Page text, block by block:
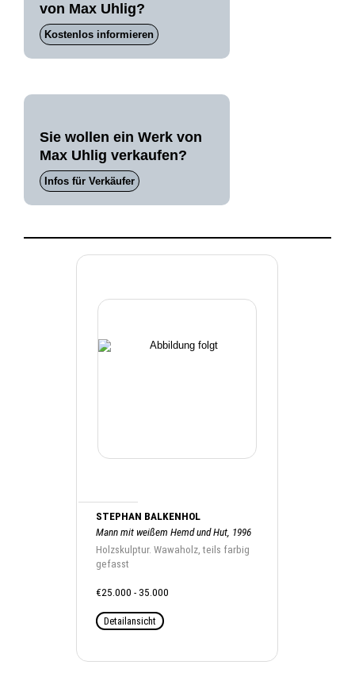
von Max Uhlig?
Kostenlos informieren
Sie wollen ein Werk von
Max Uhlig verkaufen?
Infos für Verkäufer
STEPHAN BALKENHOL
Mann mit weißem Hemd und Hut, 1996
Holzskulptur. Wawaholz, teils farbig
gefasst
€25.000 - 35.000
Detailansicht